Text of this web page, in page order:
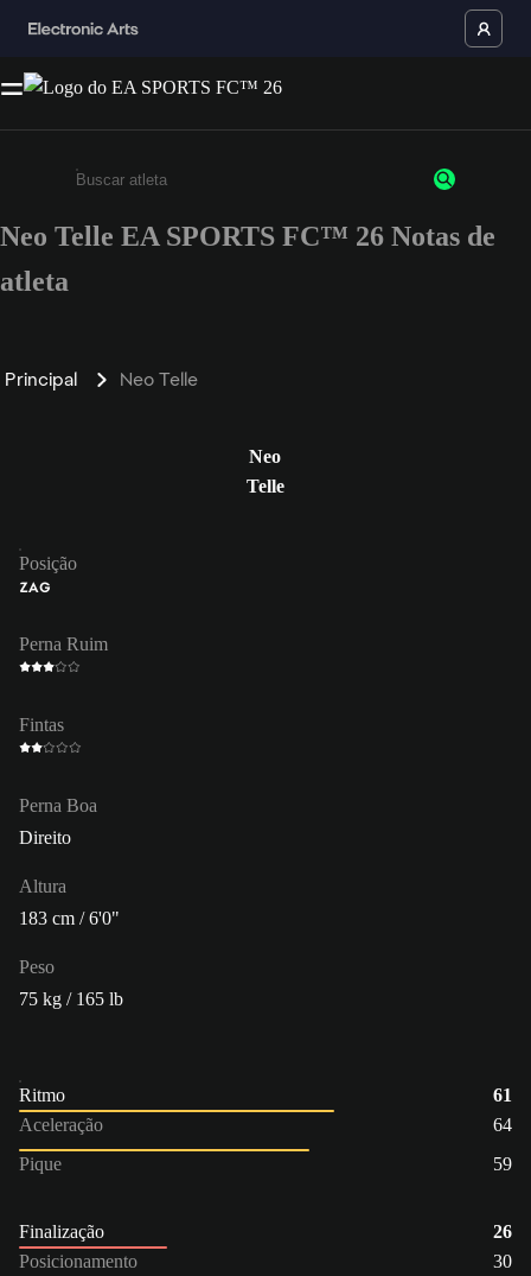
Insira pelo menos 3 caracteres ou números
Neo Telle EA SPORTS FC™ 26 Notas de
atleta
Principal Neo Telle
Neo
Telle
Posição
ZAG
Perna Ruim
Fintas
Perna Boa
Direito
Altura
183 cm / 6'0"
Peso
75 kg / 165 lb
Ritmo
61
Aceleração
64
Pique
59
Finalização
26
Posicionamento
30